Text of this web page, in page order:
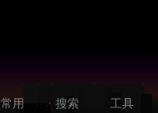
常用 搜索 工具